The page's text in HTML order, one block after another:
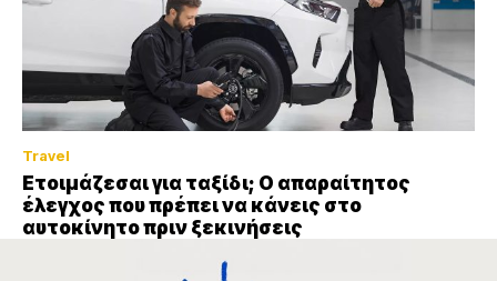
Travel
Ετοιμάζεσαι για ταξίδι; Ο απαραίτητος
έλεγχος που πρέπει να κάνεις στο
αυτοκίνητο πριν ξεκινήσεις